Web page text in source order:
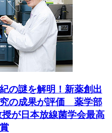
の謎を解明！新薬創出
の成果が評価 薬学部
が日本放線菌学会最高